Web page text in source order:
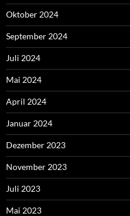
Oktober 2024
September 2024
Juli 2024
Mai 2024
April 2024
Januar 2024
Dezember 2023
November 2023
Juli 2023
Mai 2023